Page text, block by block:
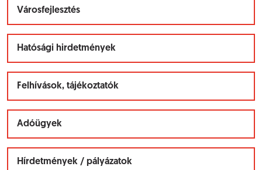
Városfejlesztés
Hatósági hirdetmények
Felhívások, tájékoztatók
Adóügyek
Hírdetmények / pályázatok